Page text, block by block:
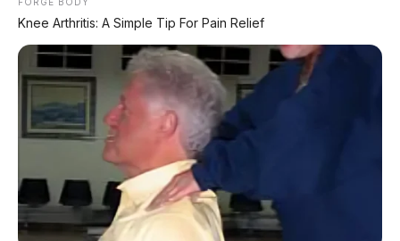
DIJUAL MOBIL BEKAS DENPASAR
DIJUAL: Suzuki Swift GX 2013 Manual – Hitam
Legam, Low KM 100 Ribu, Pajak Panjang!
Kondisi Istimewa di Denpasar
DIJUAL: Nissan Serena HWS Matic 2017 –
Kondisi Istimewa, Hanya 68.000 KM! Siap Pakai
di Denpasar
Knee Arthritis: A Simple Tip For Pain Relief